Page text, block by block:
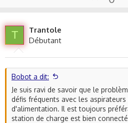
T
Trantole
Débutant
Bobot a dit:
Je suis ravi de savoir que le
défis fréquents avec les
d'alimentation. Il est toujours
station de charge est bien